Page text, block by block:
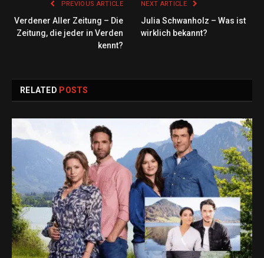
PREVIOUS ARTICLE
Verdener Aller Zeitung – Die
Zeitung, die jeder in Verden
kennt?
NEXT ARTICLE
Julia Schwanholz – Was ist
wirklich bekannt?
RELATED POSTS